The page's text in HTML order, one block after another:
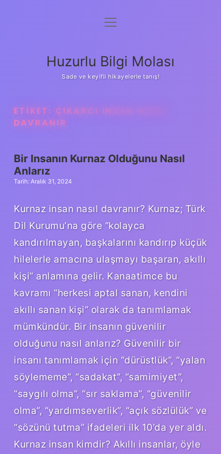
Anasayfa
Yasal Uyarı
menüyü
Huzurlu Bilgi Molası
Sade ve keyifli hikayelerle tanış!
ETIKET: ÇIKARCI INSAN NASIL
DAVRANIR
Bir Insanın Kurnaz Olduğunu Nasıl
Anlarız
Tarih: Aralık 31, 2024
Kurnaz insan nasıl davranır? Kurnaz; Türk
Dil Kurumu’na göre “kolayca
kandırılmayan, başkalarını kandırıp küçük
hilelerle amacına ulaşmayı başaran, akıllı
kişi” anlamına gelir. Kanaatimce bu
kavramı “herkesi aptal sanan, kendini
akıllı sanan kişi” olarak da tanımlamak
mümkündür. Bir insanın güvenilir
olduğunu nasıl anlarız? Güvenilir bir
insanı tanımlamak için “dürüstlük”, “yalan
söylememe”, “sadakat”, “samimiyet”,
“saygılı olma”, “sır saklama”, “güvenilir
olma”, “yardımseverlik”, “açık sözlülük” ve
“sözünü tutma” ifadeleri ilk 10’da yer aldı.
Kurnaz insan kimdir? Akıllı insanlar, öyle